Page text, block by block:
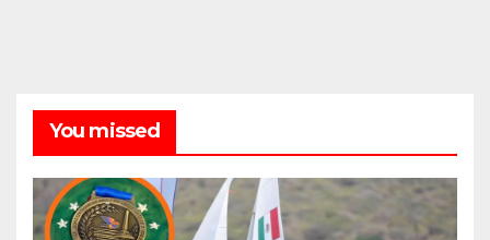
You missed